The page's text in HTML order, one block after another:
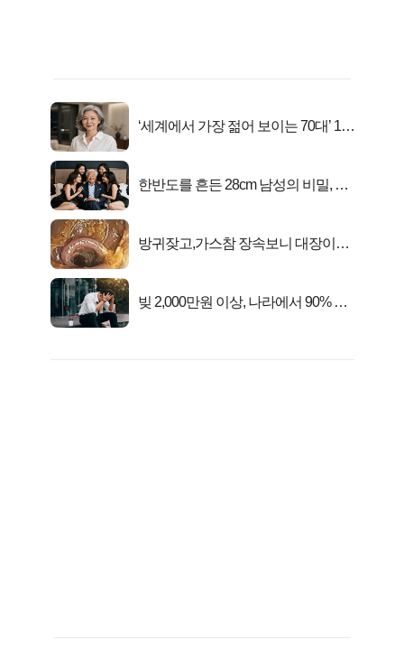
‘세계에서 가장 젊어 보이는 70대’ 1위
한반도를 흔든 28cm 남성의 비밀, 매
방귀잦고,가스참 장속보니 대장이아
빚 2,000만원 이상, 나라에서 90% 갚